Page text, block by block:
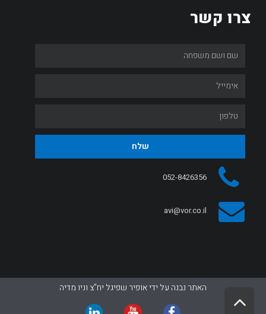
צרו קשר
שלח
052-8426356
avi@vor.co.il
האתר נבנה על ידי אופיר שפיגל יח"צ וניו מדיה
גלילה